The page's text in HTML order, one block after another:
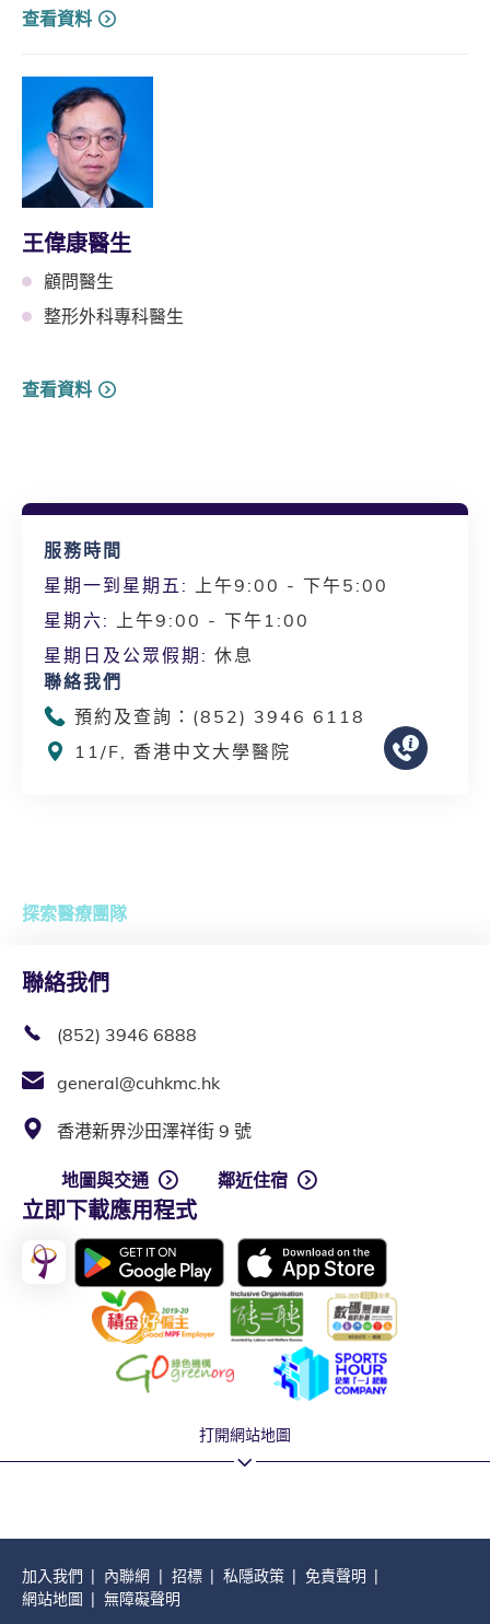
查看資料
王偉康醫生
顧問醫生
整形外科專科醫生
查看資料
服務時間
星期一到星期五:
上午9:00 - 下午5:00
星期六:
上午9:00 - 下午1:00
星期日及公眾假期: 休息
聯絡我們
預約及查詢：(852) 3946 6118
11/F, 香港中文大學醫院
探索醫療團隊
聯絡我們
(852) 3946 6888
general@cuhkmc.hk
香港新界沙田澤祥街 9 號
地圖與交通 鄰近住宿
立即下載應用程式
打開網站地圖
加入我們 內聯網 招標 私隱政策
免責聲明
網站地圖
無障礙聲明